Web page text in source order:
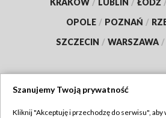
OPOLE / POZNAŃ /
SZCZECIN / WARSZAWA /
Szanujemy Twoją prywatność
Kliknij "Akceptuję i przechodzę do serwisu", aby